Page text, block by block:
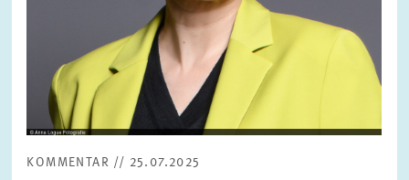
KOMMENTAR // 25.07.2025